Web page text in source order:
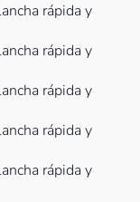
rápida y
rápida y
rápida y
rápida y
rápida y